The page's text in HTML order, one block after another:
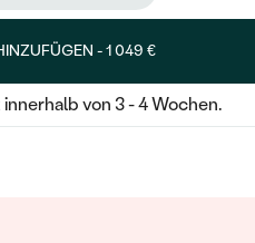
-1 049 €
von 3 - 4 Wochen.